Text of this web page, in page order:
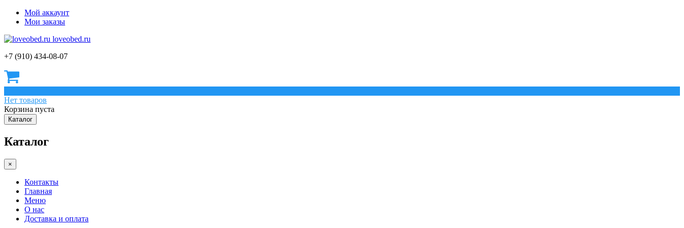
Мой аккаунт
Мои заказы
loveobed.ru
+7 (910) 434-08-07
Нет товаров
Корзина пуста
Каталог
Каталог
×
Контакты
Главная
Меню
О нас
Доставка и оплата